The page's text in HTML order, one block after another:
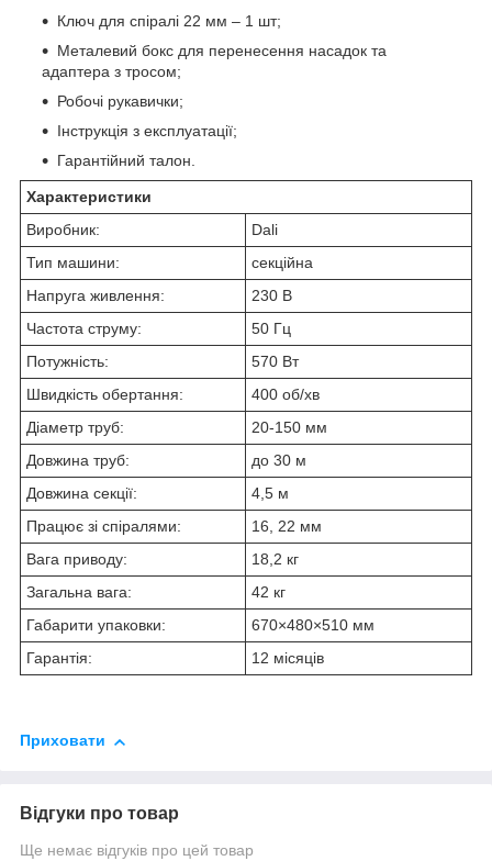
Ключ для спіралі 22 мм – 1 шт;
Металевий бокс для перенесення насадок та
адаптера з тросом;
Робочі рукавички;
Інструкція з експлуатації;
Гарантійний талон.
Характеристики
Виробник:
Dali
Тип машини:
секційна
Напруга живлення:
230 В
Частота струму:
50 Гц
Потужність:
570 Вт
Швидкість обертання:
400 об/хв
Діаметр труб:
20-150 мм
Довжина труб:
до 30 м
Довжина секції:
4,5 м
Працює зі спіралями:
16, 22 мм
Вага приводу:
18,2 кг
Загальна вага:
42 кг
Габарити упаковки:
670×480×510 мм
Гарантія:
12 місяців
Приховати
Відгуки про товар
Ще немає відгуків про цей товар